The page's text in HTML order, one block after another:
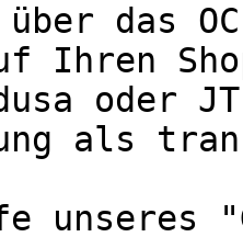
das
Ihren
oder
als